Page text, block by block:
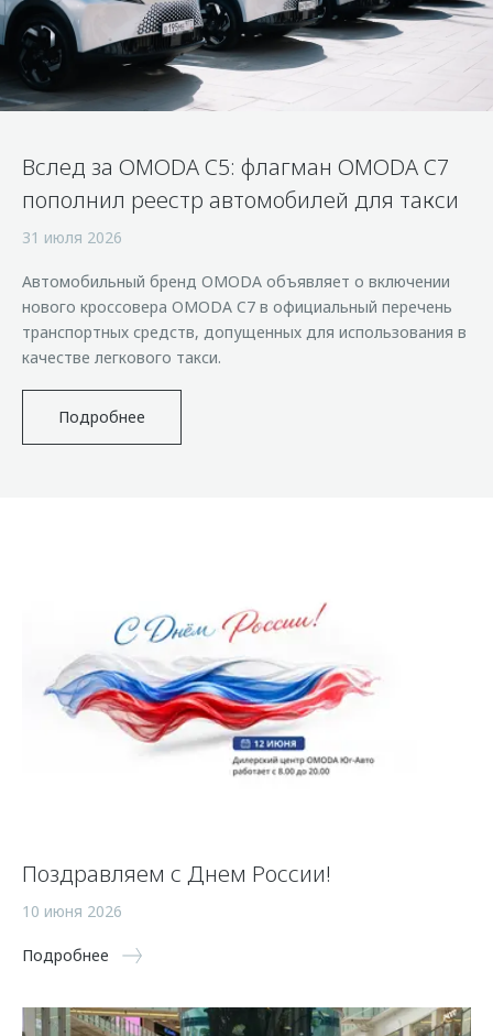
Страхование
Кредитный калькулятор
Аксессуары
Оригинальные аксессуары
Запчасти
Калькулятор трейд-ин
Клиентская поддержка
O&J Автоклуб
Клуб владельцев OMODA
Аксессуары
Одежда и сувениры
Запчасти
Обратная связь
Вслед за OMODA C5: флагман OMODA C7
пополнил реестр автомобилей для такси
31 июля 2026
Автомобильный бренд OMODA объявляет о включении
нового кроссовера OMODA C7 в официальный перечень
транспортных средств, допущенных для использования в
качестве легкового такси.
Подробнее
Поздравляем с Днем России!
10 июня 2026
Подробнее